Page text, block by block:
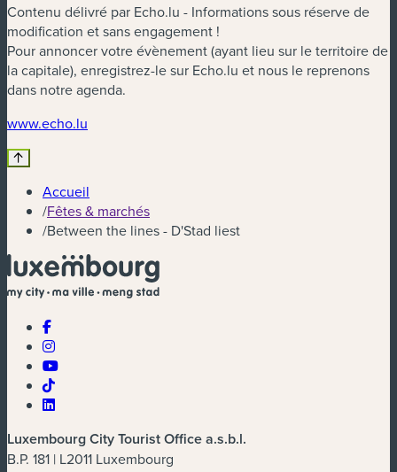
Contenu délivré par Echo.lu - Informations sous réserve de
modification et sans engagement !
Pour annoncer votre évènement (ayant lieu sur le territoire de
la capitale), enregistrez-le sur Echo.lu et nous le reprenons
dans notre agenda.
www.echo.lu
Accueil
/Fêtes & marchés
/Between the lines - D'Stad liest
Luxembourg City Tourist Office a.s.b.l.
B.P. 181 | L2011 Luxembourg